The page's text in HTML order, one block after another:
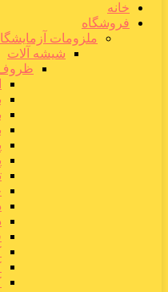
خانه
فروشگاه
ملزومات
شیشه آلات